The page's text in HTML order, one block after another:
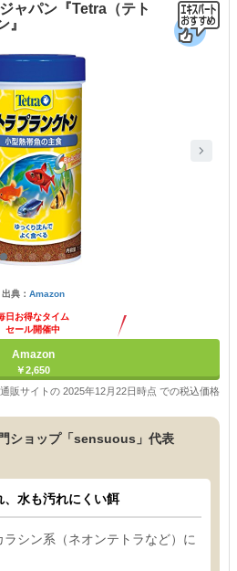
ャパン『Tetra（テト
』
出典： Amazon
日お得なタイム
セール開催中
Amazon
￥2,650
販サイトの 2025年12月22日時点 での税込価格
ショップ「sensuous」代表
、水も汚れにくい餌
シン系（ネオンテトラなど）に